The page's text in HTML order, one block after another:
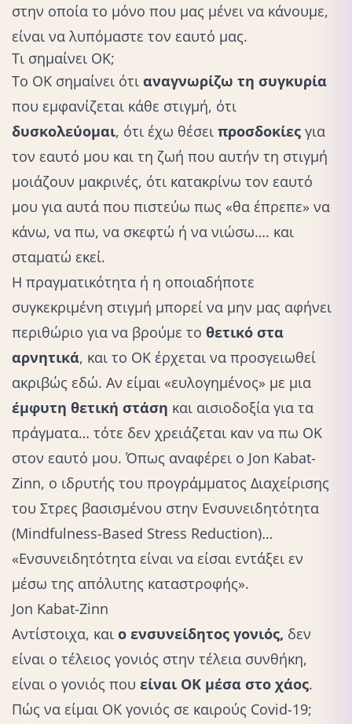
στην οποία το μόνο που μας μένει να κάνουμε,
είναι να λυπόμαστε τον εαυτό μας.
Τι σημαίνει ΟΚ;
Το ΟΚ σημαίνει ότι αναγνωρίζω τη συγκυρία
που εμφανίζεται κάθε στιγμή, ότι
δυσκολεύομαι, ότι έχω θέσει προσδοκίες για
τον εαυτό μου και τη ζωή που αυτήν τη στιγμή
μοιάζουν μακρινές, ότι κατακρίνω τον εαυτό
μου για αυτά που πιστεύω πως «θα έπρεπε» να
κάνω, να πω, να σκεφτώ ή να νιώσω…. και
σταματώ εκεί.
Η πραγματικότητα ή η οποιαδήποτε
συγκεκριμένη στιγμή μπορεί να μην μας αφήνει
περιθώριο για να βρούμε το θετικό στα
αρνητικά, και το ΟΚ έρχεται να προσγειωθεί
ακριβώς εδώ. Αν είμαι «ευλογημένος» με μια
έμφυτη θετική στάση και αισιοδοξία για τα
πράγματα… τότε δεν χρειάζεται καν να πω ΟΚ
στον εαυτό μου. Όπως αναφέρει o Jon Kabat-
Zinn, ο ιδρυτής του προγράμματος Διαχείρισης
του Στρες βασισμένου στην Ενσυνειδητότητα
(Mindfulness-Based Stress Reduction)…
«Ενσυνειδητότητα είναι να είσαι εντάξει εν
μέσω της απόλυτης καταστροφής».
Jon Kabat-Zinn
Αντίστοιχα, και ο ενσυνείδητος γονιός, δεν
είναι ο τέλειος γονιός στην τέλεια συνθήκη,
είναι ο γονιός που είναι ΟΚ μέσα στο χάος.
Πώς να είμαι ΟΚ γονιός σε καιρούς Covid-19;